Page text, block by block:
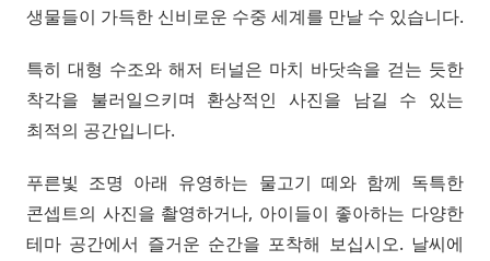
생물들이 가득한 신비로운 수중 세계를 만날 수 있습니다.
특히 대형 수조와 해저 터널은 마치 바닷속을 걷는 듯한
착각을 불러일으키며 환상적인 사진을 남길 수 있는
최적의 공간입니다.
푸른빛 조명 아래 유영하는 물고기 떼와 함께 독특한
콘셉트의 사진을 촬영하거나, 아이들이 좋아하는 다양한
테마 공간에서 즐거운 순간을 포착해 보십시오. 날씨에